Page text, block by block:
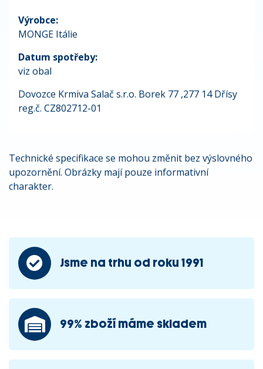
Výrobce:
MONGE Itálie
Datum spotřeby:
viz obal
Dovozce Krmiva Salač s.r.o. Borek 77 ,277 14 Dřísy
reg.č. CZ802712-01
Technické specifikace se mohou změnit bez výslovného
upozornění. Obrázky mají pouze informativní
charakter.
Jsme na trhu od roku 1991
99% zboží máme skladem